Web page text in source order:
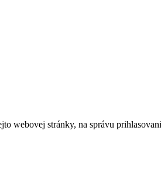
webovej stránky, na správu